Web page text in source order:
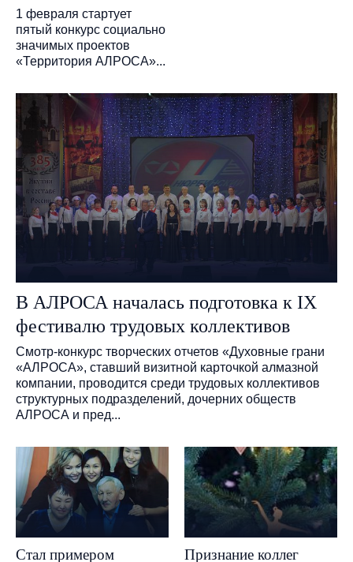
1 февраля стартует
пятый конкурс социально
значимых проектов
«Территория АЛРОСА»...
В АЛРОСА началась подготовка к IX
фестивалю трудовых коллективов
Смотр-конкурс творческих отчетов «Духовные грани
«АЛРОСА», ставший визитной карточкой алмазной
компании, проводится среди трудовых коллективов
структурных подразделений, дочерних обществ
АЛРОСА и пред...
Стал примером Признание коллег